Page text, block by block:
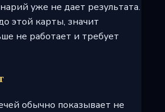
уже не дает результата.
этой карты, значит
не работает и требует
обычно показывает не